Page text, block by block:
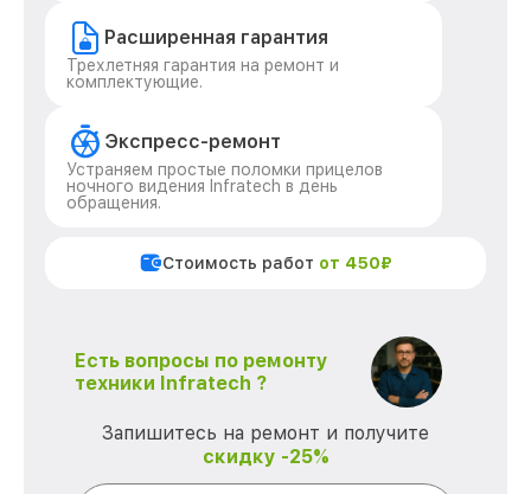
Расширенная гарантия
Трехлетняя гарантия на ремонт и
комплектующие.
Экспресс-ремонт
Устраняем простые поломки прицелов
ночного видения Infratech в день
обращения.
Стоимость работ от 450₽
Есть вопросы по ремонту
техники Infratech ?
Запишитесь на ремонт и получите
скидку -25%